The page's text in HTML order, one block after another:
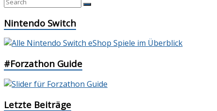
Nintendo Switch
#Forzathon Guide
Letzte Beiträge